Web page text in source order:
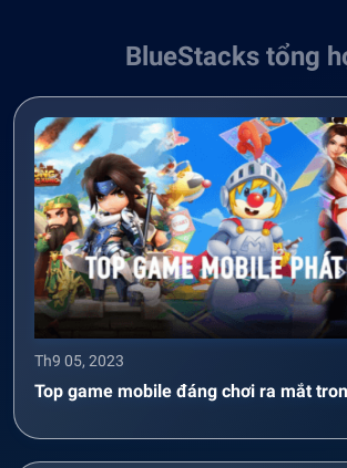
BlueStacks tổng
Th9 05, 2023
Top game mobile đáng chơi ra mắt